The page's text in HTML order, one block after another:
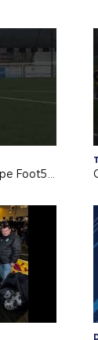
Initiation Fit Foot - Finales Coupe Foot5 Jeunes (samedi 18 avril 2026)